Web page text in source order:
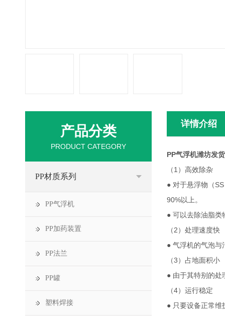
详情介绍
PP气浮机潍坊发货
（1）高效除杂
● 对于悬浮物（
90%以上。
● 可以去除油脂类
（2）处理速度快
● 气浮机的气泡与
（3）占地面积小
● 由于其特别的处
（4）运行稳定
● 只要设备正常维
产品分类
PRODUCT CATEGORY
PP材质系列
PP气浮机
PP加药装置
PP法兰
PP罐
塑料焊接